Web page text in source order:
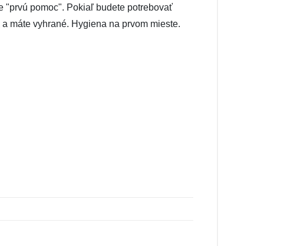
"prvú pomoc". Pokiaľ budete potrebovať
máte vyhrané. Hygiena na prvom mieste.